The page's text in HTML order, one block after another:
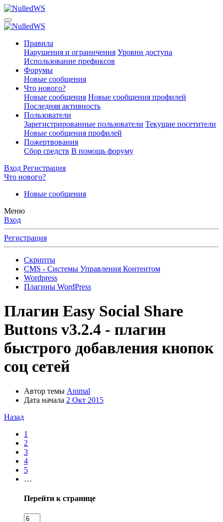
Правила
Нарушения и ограничения Уровни доступа
Использование префиксов
Форумы
Новые сообщения
Что нового?
Новые сообщения Новые сообщения профилей
Последняя активность
Пользователи
Зарегистрированные пользователи Текущие посетители
Новые сообщения профилей
Пожертвования
Сбор средств В помощь форуму
Вход Регистрация
Что нового?
Новые сообщения
Меню
Вход
Регистрация
Скрипты
CMS - Системы Управления Контентом
Wordpress
Плагины WordPress
Плагин Easy Social Share
Buttons v3.2.4 - плагин
быстрого добавления кнопок
соц сетей
Автор темы Animal
Дата начала 2 Окт 2015
Назад
1
2
3
4
5
…
Перейти к странице